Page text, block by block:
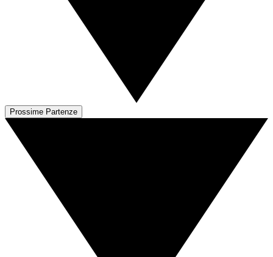
Prossime Partenze